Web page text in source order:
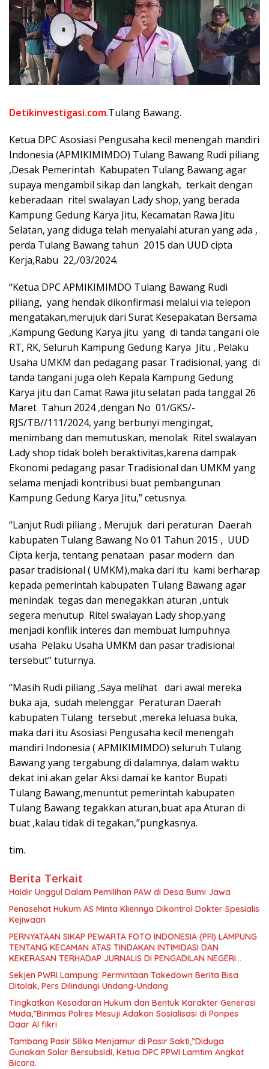
Detikinvestigasi.com.Tulang Bawang.
Ketua DPC Asosiasi Pengusaha kecil menengah mandiri
Indonesia (APMIKIMIMDO) Tulang Bawang Rudi piliang
,Desak Pemerintah Kabupaten Tulang Bawang agar
supaya mengambil sikap dan langkah, terkait dengan
keberadaan ritel swalayan Lady shop, yang berada
Kampung Gedung Karya Jitu, Kecamatan Rawa Jitu
Selatan, yang diduga telah menyalahi aturan yang ada ,
perda Tulang Bawang tahun 2015 dan UUD cipta
Kerja,Rabu 22,/03/2024.
“Ketua DPC APMIKIMIMDO Tulang Bawang Rudi
piliang, yang hendak dikonfirmasi melalui via telepon
mengatakan,merujuk dari Surat Kesepakatan Bersama
,Kampung Gedung Karya jitu yang di tanda tangani ole
RT, RK, Seluruh Kampung Gedung Karya Jitu , Pelaku
Usaha UMKM dan pedagang pasar Tradisional, yang di
tanda tangani juga oleh Kepala Kampung Gedung
Karya jitu dan Camat Rawa jitu selatan pada tanggal 26
Maret Tahun 2024 ,dengan No 01/GKS/-
RJS/TB//111/2024, yang berbunyi mengingat,
menimbang dan memutuskan, menolak Ritel swalayan
Lady shop tidak boleh beraktivitas,karena dampak
Ekonomi pedagang pasar Tradisional dan UMKM yang
selama menjadi kontribusi buat pembangunan
Kampung Gedung Karya Jitu,” cetusnya.
“Lanjut Rudi piliang , Merujuk dari peraturan Daerah
kabupaten Tulang Bawang No 01 Tahun 2015 , UUD
Cipta kerja, tentang penataan pasar modern dan
pasar tradisional ( UMKM),maka dari itu kami berharap
kepada pemerintah kabupaten Tulang Bawang agar
menindak tegas dan menegakkan aturan ,untuk
segera menutup Ritel swalayan Lady shop,yang
menjadi konflik interes dan membuat lumpuhnya
usaha Pelaku Usaha UMKM dan pasar tradisional
tersebut” tuturnya.
“Masih Rudi piliang ,Saya melihat dari awal mereka
buka aja, sudah melenggar Peraturan Daerah
kabupaten Tulang tersebut ,mereka leluasa buka,
maka dari itu Asosiasi Pengusaha kecil menengah
mandiri Indonesia ( APMIKIMIMDO) seluruh Tulang
Bawang yang tergabung di dalamnya, dalam waktu
dekat ini akan gelar Aksi damai ke kantor Bupati
Tulang Bawang,menuntut pemerintah kabupaten
Tulang Bawang tegakkan aturan,buat apa Aturan di
buat ,kalau tidak di tegakan,”pungkasnya.
tim.
Berita Terkait
Haidir Unggul Dalam Pemilihan PAW di Desa Bumi Jawa
Penasehat Hukum AS Minta Kliennya Dikontrol Dokter Spesialis
Kejiwaan
PERNYATAAN SIKAP PEWARTA FOTO INDONESIA (PFI) LAMPUNG
TENTANG KECAMAN ATAS TINDAKAN INTIMIDASI DAN
KEKERASAN TERHADAP JURNALIS DI PENGADILAN NEGERI
TANJUNG KARANG.
Sekjen PWRI Lampung: Permintaan Takedown Berita Bisa
Ditolak, Pers Dilindungi Undang-Undang
Tingkatkan Kesadaran Hukum dan Bentuk Karakter Generasi
Muda,”Binmas Polres Mesuji Adakan Sosialisasi di Ponpes
Daar Al fikri
Tambang Pasir Silika Menjamur di Pasir Sakti,”Diduga
Gunakan Solar Bersubsidi, Ketua DPC PPWI Lamtim Angkat
Bicara.